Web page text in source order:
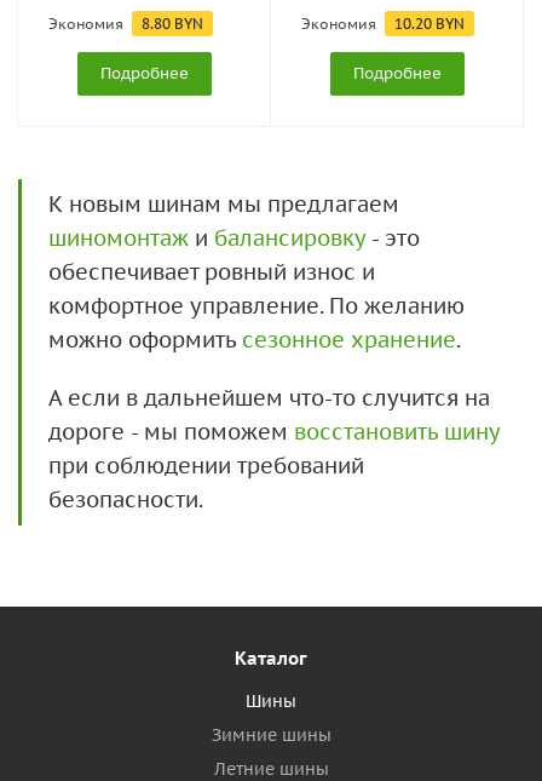
Экономия 8.80 BYN
Подробнее
Экономия 10.20 BYN
Подробнее
К новым шинам мы предлагаем
шиномонтаж и балансировку- это
обеспечивает ровный износ и
комфортное управление. По желанию
можно оформить сезонное хранение.
А если в дальнейшем что-то случится на
дороге - мы поможем восстановить шину
при соблюдении требований
безопасности.
Каталог
Шины
Зимние шины
Летние шины